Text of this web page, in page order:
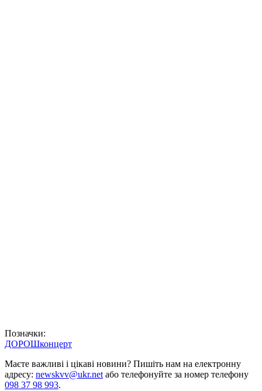
Позначки:
ДОРОШконцерт
Маєте важливі і цікаві новини? Пишіть нам на електронну
адресу: newskvv@ukr.netабо телефонуйте за номер телефону
098 37 98 993.